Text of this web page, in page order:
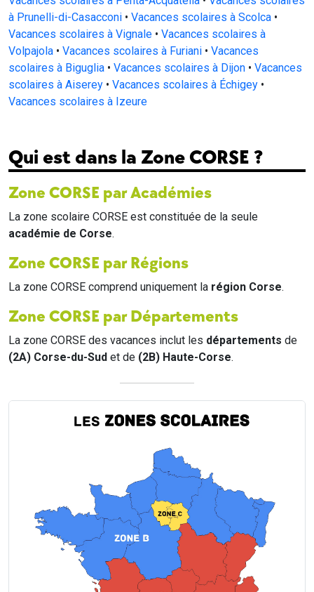
à Prunelli-di-Casacconi • Vacances scolaires à Scolca •
Vacances scolaires à Vignale • Vacances scolaires à
Volpajola • Vacances scolaires à Furiani • Vacances
scolaires à Biguglia • Vacances scolaires à Dijon • Vacances
scolaires à Aiserey • Vacances scolaires à Échigey •
Vacances scolaires à Izeure
Qui est dans la Zone CORSE ?
Zone CORSE par Académies
La zone scolaire CORSE est constituée de la seule
académie de Corse.
Zone CORSE par Régions
La zone CORSE comprend uniquement la région Corse.
Zone CORSE par Départements
La zone CORSE des vacances inclut les départements de
(2A) Corse-du-Sud et de (2B) Haute-Corse.